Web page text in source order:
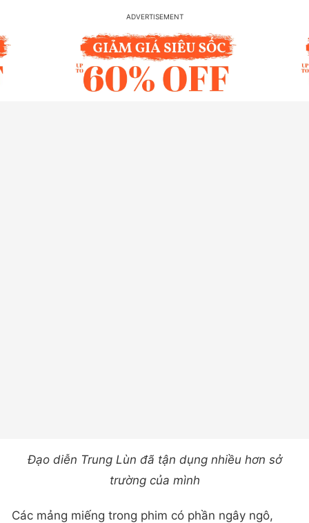
Đạo diễn Trung Lùn đã tận dụng nhiều hơn sở
trường của mình
Các mảng miếng trong phim có phần ngây ngô,